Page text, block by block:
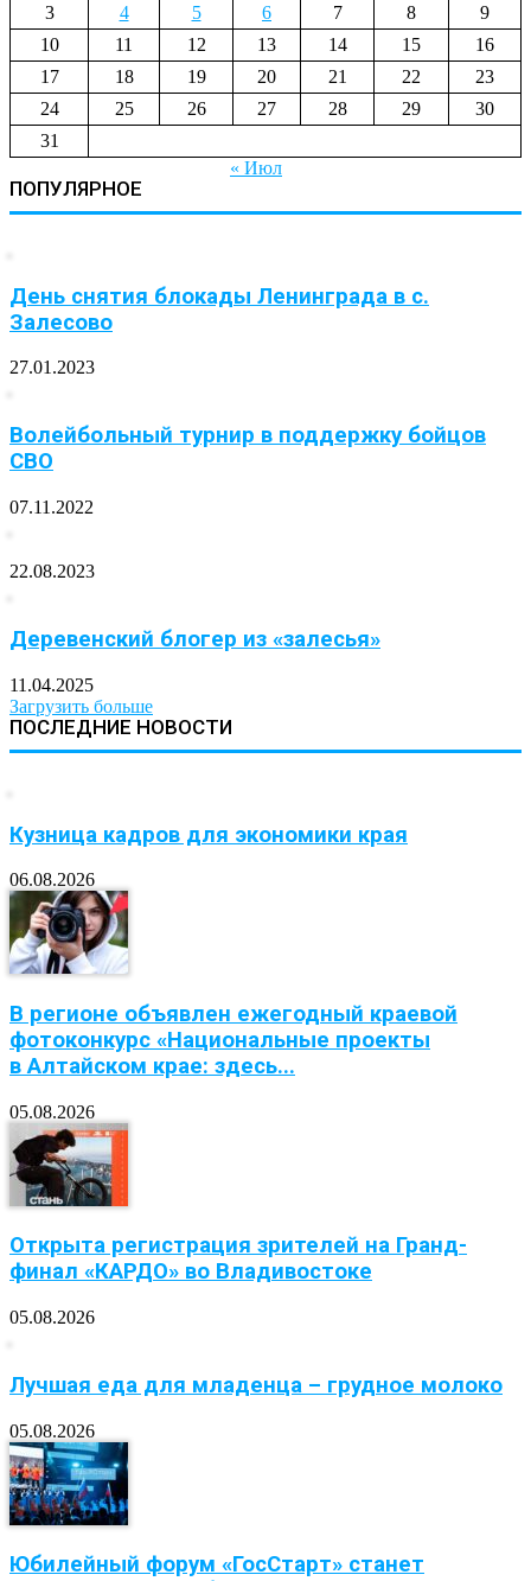
3
4 5 6 7 8
9
10
11 12 13 14 15
16
17
18 19 20 21 22
23
24
25 26 27 28 29
30
31
« Июл
ПОПУЛЯРНОЕ
День снятия блокады Ленинграда в с.
Залесово
27.01.2023
Волейбольный турнир в поддержку бойцов
СВО
07.11.2022
22.08.2023
Деревенский блогер из «залесья»
11.04.2025
Загрузить больше
ПОСЛЕДНИЕ НОВОСТИ
Кузница кадров для экономики края
06.08.2026
В регионе объявлен ежегодный краевой
фотоконкурс «Национальные проекты
в Алтайском крае: здесь...
05.08.2026
Открыта регистрация зрителей на Гранд-
финал «КАРДО» во Владивостоке
05.08.2026
Лучшая еда для младенца – грудное молоко
05.08.2026
Юбилейный форум «ГосСтарт» станет